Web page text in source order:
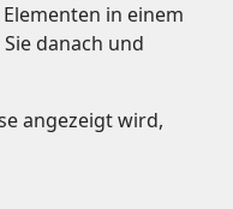
in einem
danach und
angezeigt wird,